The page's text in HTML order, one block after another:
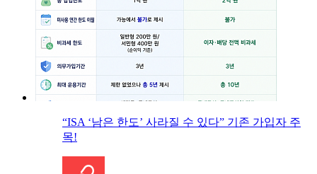
“ISA ‘남은 한도’ 사라질 수 있다” 기존 가입자 주
목!